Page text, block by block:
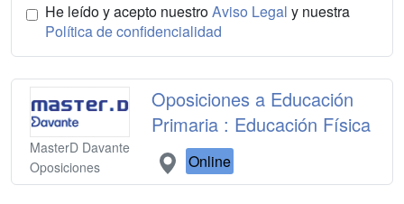
He leído y acepto nuestroAviso Legal y nuestra
Política de confidencialidad
MasterD Davante
Oposiciones
Oposiciones a Educación
Primaria : Educación Física
Online